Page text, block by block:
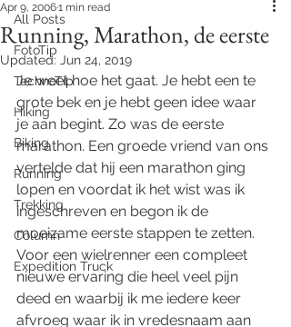
All Posts
FotoTip
TechnoTip
Hiking
Biking
Running
Trekking
Column
Expedition Truck
Running, Marathon, de eerste
Apr 9, 20061 min read
Updated: Jun 24, 2019
Je weet hoe het gaat. Je hebt een te
grote bek en je hebt geen idee waar
je aan begint. Zo was de eerste
marathon. Een groede vriend van ons
vertelde dat hij een marathon ging
lopen en voordat ik het wist was ik
ingeschreven en begon ik de
moeizame eerste stappen te zetten.
Voor een wielrenner een compleet
nieuwe ervaring die heel veel pijn
deed en waarbij ik me iedere keer
afvroeg waar ik in vredesnaam aan